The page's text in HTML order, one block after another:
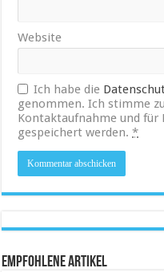
Website
Ich habe die
genommen. Ich stimme
Kontaktaufnahme und für
gespeichert werden.*
Empfohlene Artikel